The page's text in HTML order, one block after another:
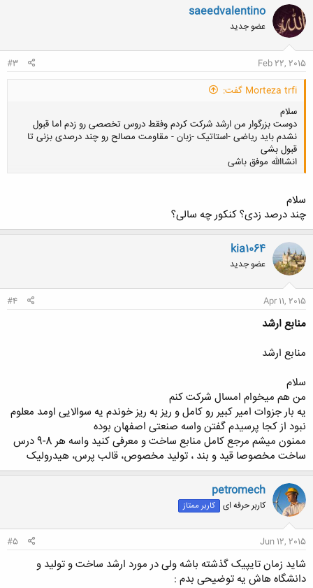
saeedvalentino
عضو جدید
Feb 22, 2015
#3
Morteza trfi گفت:
سلام
دوست بزرگوار من ارشد شرکت کردم وفقط دروس تخصصی رو زدم اما قبول
نشدم باید ریاضی -استاتیک -زبان - مقاومت مصالح رو چند درصدی بزنی تا
قبول بشی
انشاالله موفق باشی
سلام
چند درصد زدی؟ کنکور چه سالی؟
kia1064
عضو جدید
Apr 11, 2015
#4
منابع ارشد
منابع ارشد
سلام
من هم میخوام امسال شرکت کنم
یه بار جزوات امیر کبیر رو کامل و ریز به ریز خوندم یه سوالایی اومد معلوم
نبود از کجا پرسیدم گفتن واسه صنعتی اصفهان بوده
ممنون میشم مرجع کامل منابع ساخت و معرفی کنید واسه هر 8-9 درس
ساخت مخصوصا قید و بند ، تولید مخصوص، قالب پرس، هیدرولیک
petromech
کاربر حرفه ای کاربر ممتاز
Jun 12, 2015
#5
شاید زمان تایپیک گذشته باشه ولی در مورد ارشد ساخت و تولید و
دانشگاه هاش یه توضیحی بدم :